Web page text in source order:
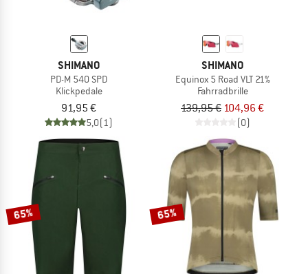
SHIMANO
PD-M 540 SPD
Klickpedale
91,95 €
5,0(1)
SHIMANO
Equinox 5 Road VLT 21%
Fahrradbrille
139,95 € 104,96 €
(0)
65% 65%